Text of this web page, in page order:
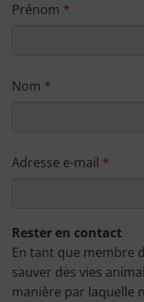
Prénom
Nom
Adresse e-mail
Rester en contact
En tant que membre
sauver des vies
manière par laquelle